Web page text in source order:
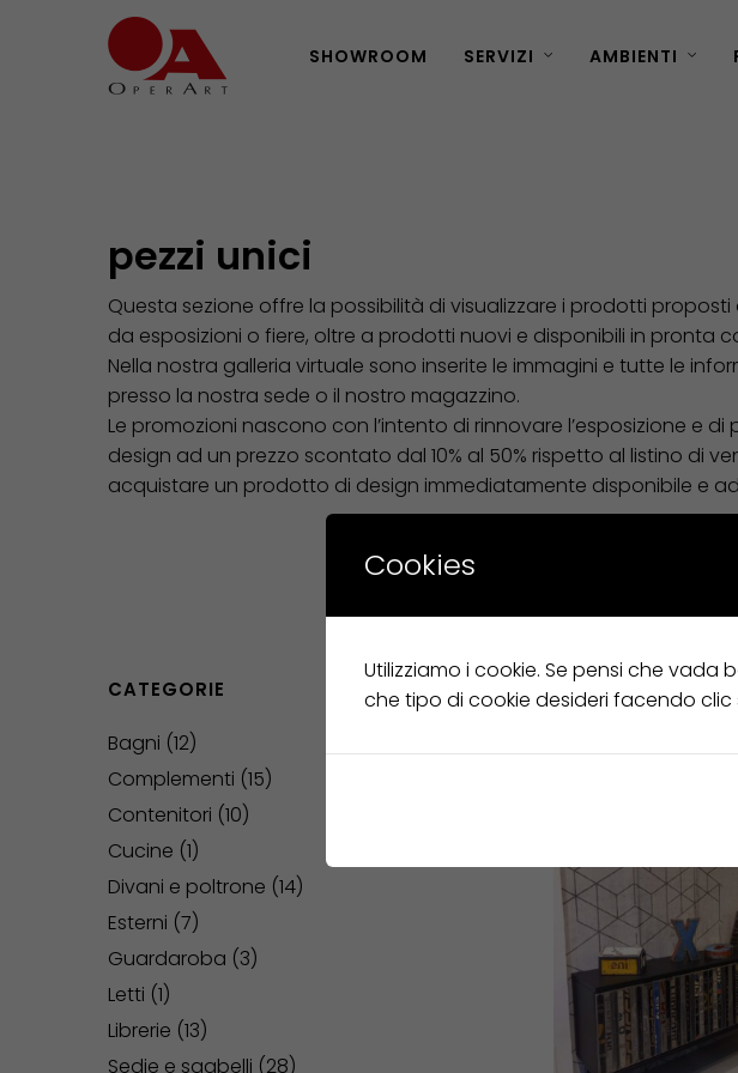
SHOWROOM SERVIZI AMBIENTI
pezzi unici
Questa sezione offre la possibilità di visualizzare i prodotti
da esposizioni o fiere, oltre a prodotti nuovi e disponibili in pronta
Nella nostra galleria virtuale sono inserite le immagini e tutte le
presso la nostra sede o il nostro magazzino.
Le promozioni nascono con l’intento di rinnovare l’esposizione e
design ad un prezzo scontato dal 10% al 50% rispetto al listino di
acquistare un prodotto di design immediatamente disponibile e
Visualizzazione di
CATEGORIE
Bagni 12
Complementi 15
Contenitori 10
Cucine 1
Divani e poltrone 14
Esterni 7
Guardaroba 3
Letti 1
Librerie 13
Sedie e sgabelli 28
Cookies
Utilizziamo i cookie. Se pensi che vada
che tipo di cookie desideri facendo clic